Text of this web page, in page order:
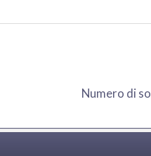
Numero di